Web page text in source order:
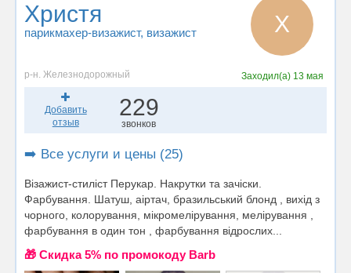
Христя
парикмахер-визажист, визажист Х
р-н. Железнодорожный Заходил(а) 13 мая
Добавить
отзыв
229
звонков
➡️ Все услуги и цены (25)
Візажист-стиліст Перукар. Накрутки та зачіски.
Фарбування. Шатуш, аіртач, бразильський блонд , вихід з
чорного, колорування, мікромелірування, мелірування ,
фарбування в один тон , фарбування відрослих...
🎁 Cкидка 5% по промокоду Barb